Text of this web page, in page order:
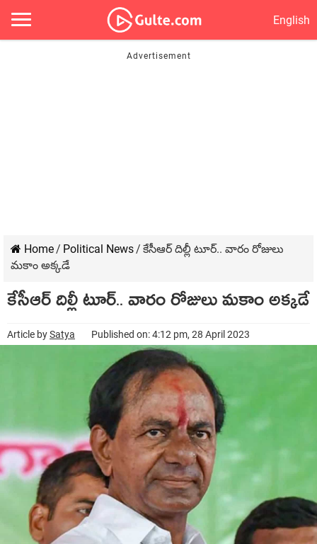
English
Home/ Political News/ కేసీఆర్ దిల్లీ టూర్.. వారం రోజులు
మకాం అక్కడే
కేసీఆర్ దిల్లీ టూర్.. వారం రోజులు మకాం అక్కడే
Article bySatya Published on: 4:12 pm, 28 April 2023